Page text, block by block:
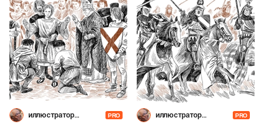
иллюстратор
PRO
иллюстратор
PRO